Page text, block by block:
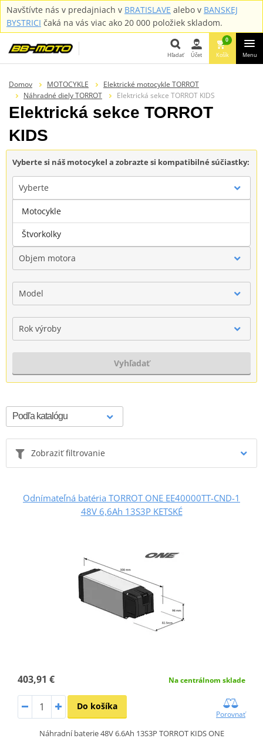
Navštívte nás v predajniach v BRATISLAVE alebo v BANSKEJ
BYSTRICI čaká na vás viac ako 20 000 položiek skladom.
Hľadať Účet
0
Košík Menu
Domov MOTOCYKLE
Elektrické motocykle TORROT
Náhradné diely TORROT
Elektrická sekce TORROT KIDS
Elektrická sekce TORROT
KIDS
Vyberte si náš motocykel a zobrazte si kompatibilné súčiastky:
Vyberte
Značka
Objem motora
Model
Rok výroby
Vyhľadať
Zobraziť filtrovanie
Odnímateľná batéria TORROT ONE EE40000TT-CND-1
48V 6,6Ah 13S3P KETSKÉ
403,91 € Na centrálnom sklade
Do košíka
Porovnať
Náhradní baterie 48V 6.6Ah 13S3P TORROT KIDS ONE
Motocykle
Štvorkolky